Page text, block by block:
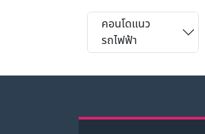
คอนโดแนว
รถไฟฟ้า